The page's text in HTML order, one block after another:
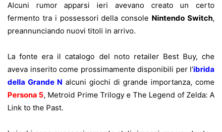
Alcuni rumor apparsi ieri avevano creato un certo
fermento tra i possessori della console Nintendo Switch,
preannunciando nuovi titoli in arrivo.
La fonte era il catalogo del noto retailer Best Buy, che
aveva inserito come prossimamente disponibili per l’ibrida
della Grande N alcuni giochi di grande importanza, come
Persona 5, Metroid Prime Trilogy e The Legend of Zelda: A
Link to the Past.